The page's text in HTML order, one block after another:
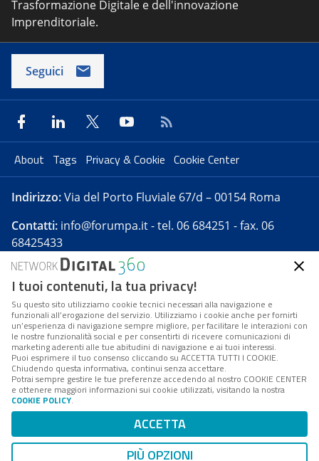
Trasformazione Digitale e dell'innovazione
Imprenditoriale.
Seguici
About Tags Privacy & Cookie Cookie Center
Indirizzo:Via del Porto Fluviale 67/d – 00154 Roma
Contatti: info@forumpa.it- tel. 06 684251 - fax. 06
68425433
Forumpa.itè una pubblicazione telematica iscritta
presso Registro della stampa del Tribunale di Roma -
Reg. n. 182 del 2 maggio 2008 - Direttore resp. Michela
Stentella
FPA s.r.l. è società soggetta a Direzione e
Coordinamento da parte di Digital360 S.p.A. - FPA s.r.l.
è un'azienda certificata per il sistema di management
Codice Fiscale/Partita IVA n. 10693191008 - R.E.A. Roma
n. 1249791. ISP AWS
Mappa del sito
I tuoi contenuti, la tua privacy!
Su questo sito utilizziamo cookie tecnici necessari alla navigazione e
funzionali all’erogazione del servizio. Utilizziamo i cookie anche per fornirti
un’esperienza di navigazione sempre migliore, per facilitare le interazioni con
le nostre funzionalità social e per consentirti di ricevere comunicazioni di
marketing aderenti alle tue abitudini di navigazione e ai tuoi interessi.
Puoi esprimere il tuo consenso cliccando su ACCETTA TUTTI I COOKIE.
Chiudendo questa informativa, continui senza accettare.
Potrai sempre gestire le tue preferenze accedendo al nostro COOKIE CENTER
e ottenere maggiori informazioni sui cookie utilizzati, visitando la nostra
COOKIE POLICY.
ACCETTA
PIÙ OPZIONI